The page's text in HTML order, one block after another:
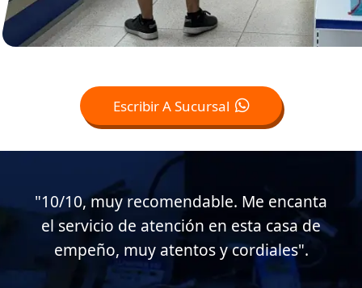
Escribir A Sucursal
"Muy buen servicio al cliente en esta
casa de empeño, muy atentos conmigo.
Soy cliente desde hace casi 15 años".